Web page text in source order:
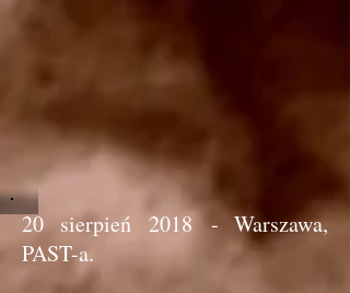
20 sierpień 2018 - Warszawa,
PAST-a.